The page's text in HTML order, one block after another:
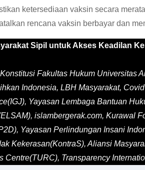
ketersediaan vaksin secara
rencana vaksin berbayar dan
Sipil untuk Akses Keadilan
Fakultas Hukum Universitas
Indonesia, LBH Masyarakat,
Yayasan Lembaga Bantuan
islambergerak.com, Kurawal
Yayasan Perlindungan Insani
Kekerasan(KontraS), Aliansi
Centre(TURC), Transparency